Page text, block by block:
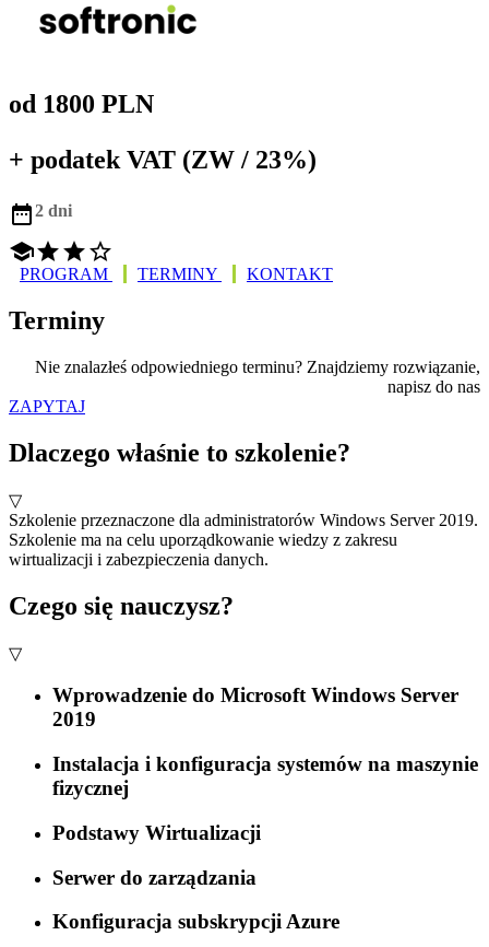
od 1800 PLN
+ podatek VAT (ZW / 23%)
2 dni

PROGRAM TERMINY KONTAKT
Terminy
Nie znalazłeś odpowiedniego terminu? Znajdziemy rozwiązanie,
napisz do nas
ZAPYTAJ
Dlaczego właśnie to szkolenie?
▽
Szkolenie przeznaczone dla administratorów Windows Server 2019.
Szkolenie ma na celu uporządkowanie wiedzy z zakresu
wirtualizacji i zabezpieczenia danych.
Czego się nauczysz?
▽
Wprowadzenie do Microsoft Windows Server
2019
Instalacja i konfiguracja systemów na maszynie
fizycznej
Podstawy Wirtualizacji
Serwer do zarządzania
Konfiguracja subskrypcji Azure